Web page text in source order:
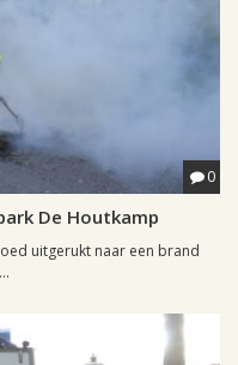
0
De Houtkamp
uitgerukt naar een brand